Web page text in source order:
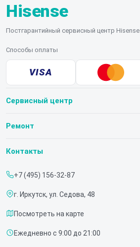
Hisense
Постгарантийный сервисный центр Hisense
Способы оплаты
VISA
Сервисный центр
О нашем сервисе
Срочный ремонт
Доставка и способы оплаты
Диагностика
Контакты
Ремонт
Телевизоров
Контакты
+7 (495) 156-32-87
г. Иркутск, ул. Седова, 48
Посмотреть на карте
Ежедневно с 9:00 до 21:00